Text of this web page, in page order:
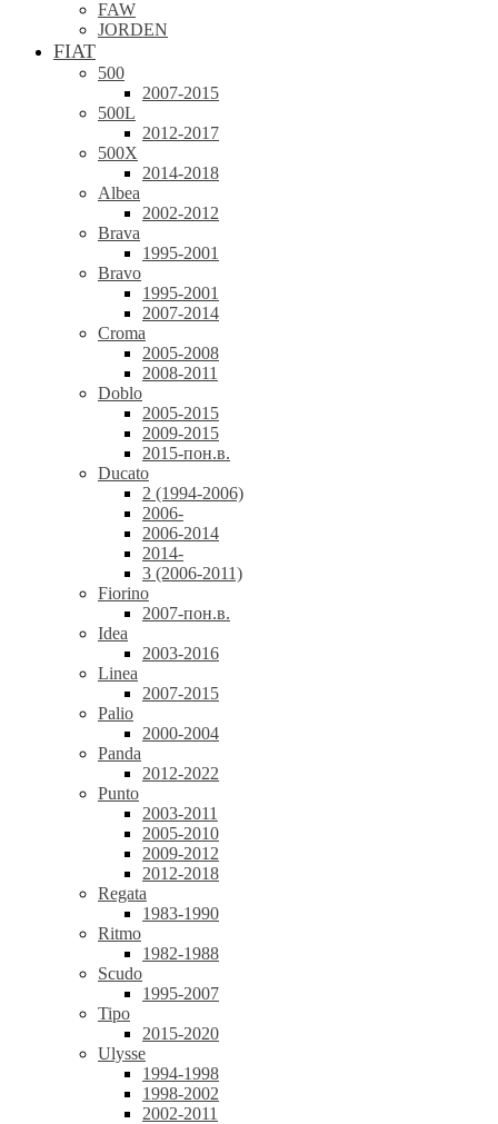
FAW
JORDEN
FIAT
500
2007-2015
500L
2012-2017
500X
2014-2018
Albea
2002-2012
Brava
1995-2001
Bravo
1995-2001
2007-2014
Croma
2005-2008
2008-2011
Doblo
2005-2015
2009-2015
2015-пон.в.
Ducato
2 (1994-2006)
2006-
2006-2014
2014-
3 (2006-2011)
Fiorino
2007-пон.в.
Idea
2003-2016
Linea
2007-2015
Palio
2000-2004
Panda
2012-2022
Punto
2003-2011
2005-2010
2009-2012
2012-2018
Regata
1983-1990
Ritmo
1982-1988
Scudo
1995-2007
Tipo
2015-2020
Ulysse
1994-1998
1998-2002
2002-2011